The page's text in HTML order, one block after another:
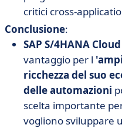
critici cross-
Conclusione:
SAP S/4HANA Cloud
vantaggio per l
ricchezza del suo
delle automazioni
scelta importante
vogliono sviluppare